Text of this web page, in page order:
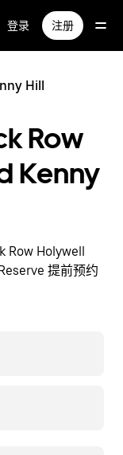
登录 注册
Hill
Row
Kenny
Row Holywell
提前预约